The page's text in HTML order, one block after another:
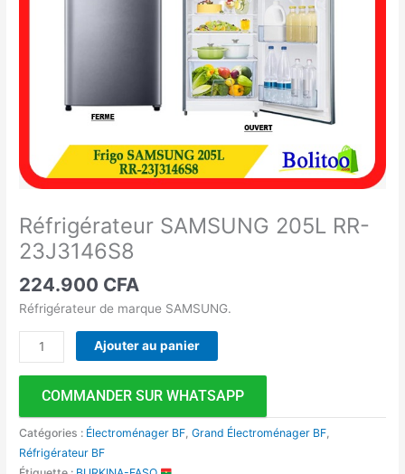
Réfrigérateur SAMSUNG 205L RR-
23J3146S8
224.900 CFA
Réfrigérateur de marque SAMSUNG.
Ajouter au panier
COMMANDER SUR WHATSAPP
Catégories : Électroménager BF ,Grand Électroménager BF
Réfrigérateur BF